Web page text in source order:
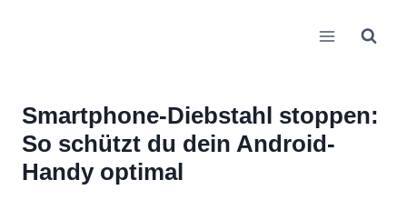
Smartphone-Diebstahl stoppen:
So schützt du dein Android-
Handy optimal